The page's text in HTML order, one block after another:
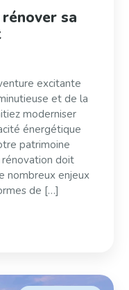
sa
excitante
et de la
moderniser
énergétique
patrimoine
doit
nombreux enjeux
de […]